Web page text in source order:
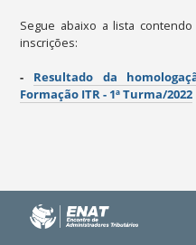
Segue abaixo a lista
inscrições:
-
Resultado da
Formação ITR - 1ª Turma/2022